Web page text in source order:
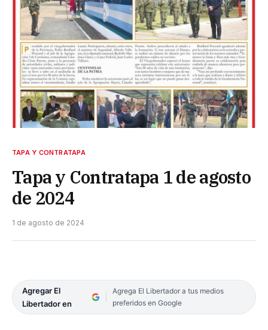
TAPA Y CONTRATAPA
Tapa y Contratapa 1 de agosto
de 2024
1 de agosto de 2024
Agregar El
Libertador en
Agrega El Libertador a tus medios
preferidos en Google